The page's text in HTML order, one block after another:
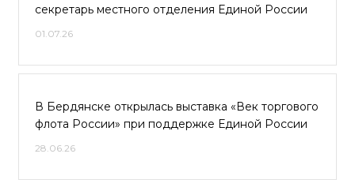
секретарь местного отделения Единой России
01.07.26
В Бердянске открылась выставка «Век торгового
флота России» при поддержке Единой России
28.06.26